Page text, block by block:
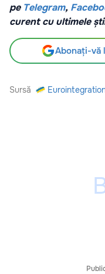
pe Telegram,
curent cu ultimele
Abonați-vă
Sursă